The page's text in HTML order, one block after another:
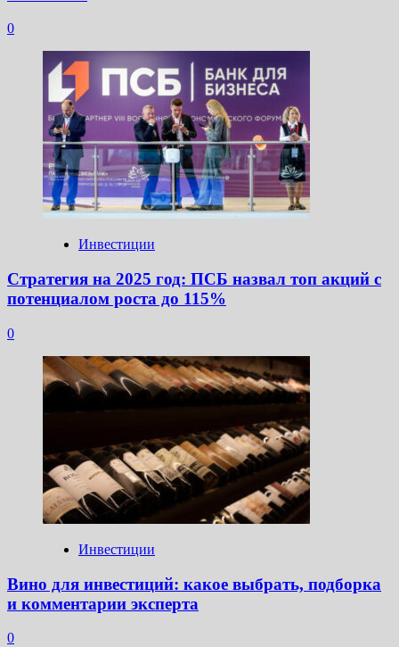
0
Инвестиции
Стратегия на 2025 год: ПСБ назвал топ акций с
потенциалом роста до 115%
0
Инвестиции
Вино для инвестиций: какое выбрать, подборка
и комментарии эксперта
0